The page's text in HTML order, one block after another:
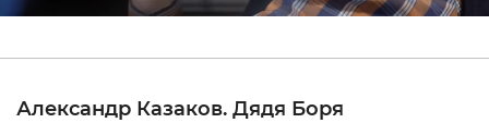
Александр Казаков. Дядя Боря